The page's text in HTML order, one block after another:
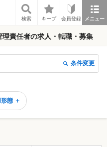
検索 キープ 会員登録 メニュー
責任者の求人・転職・募集
条件変更
態 ＋